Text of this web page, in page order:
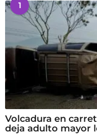
1
Volcadura en
deja adulto mayor